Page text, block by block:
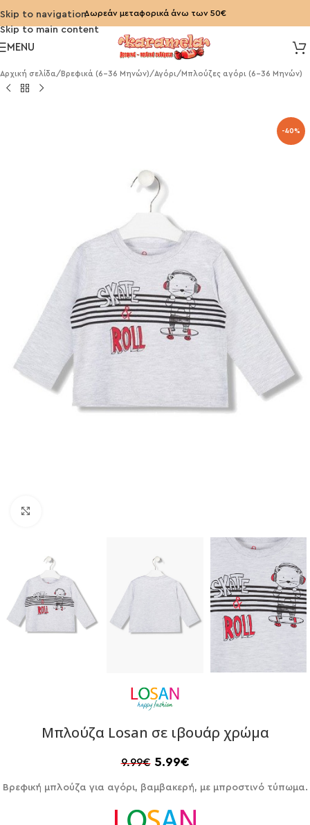
Skip to navigation
Skip to main content
Δωρεάν μεταφορικά άνω των 50€
MENU
Αρχική σελίδα/ Βρεφικά (6-36 Μηνών)/Αγόρι/Μπλούζες αγόρι (6-36 Μηνών)
-40%
Μπλούζα Losan σε ιβουάρ χρώμα
9.99€ 5.99€
Βρεφική μπλούζα για αγόρι, βαμβακερή, με μπροστινό τύπωμα.